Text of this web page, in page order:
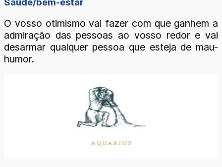
O vosso otimismo vai fazer com que ganhem a
admiração das pessoas ao vosso redor e vai
desarmar qualquer pessoa que esteja de mau-
humor.